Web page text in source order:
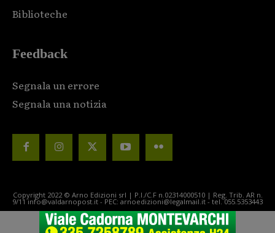
Biblioteche
Feedback
Segnala un errore
Segnala una notizia
Copyright 2022 © Arno Edizioni srl | P.I./C.F n.02314000510 | Reg. Trib. AR n.
9/11 info@valdarnopost.it - PEC: arnoedizioni@legalmail.it - tel. 055.5353443